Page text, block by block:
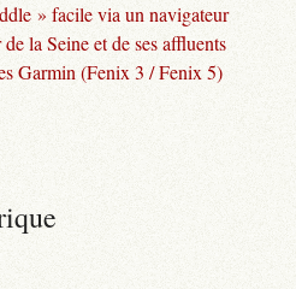
» facile via un navigateur
la Seine et de ses affluents
Garmin (Fenix 3 / Fenix 5)